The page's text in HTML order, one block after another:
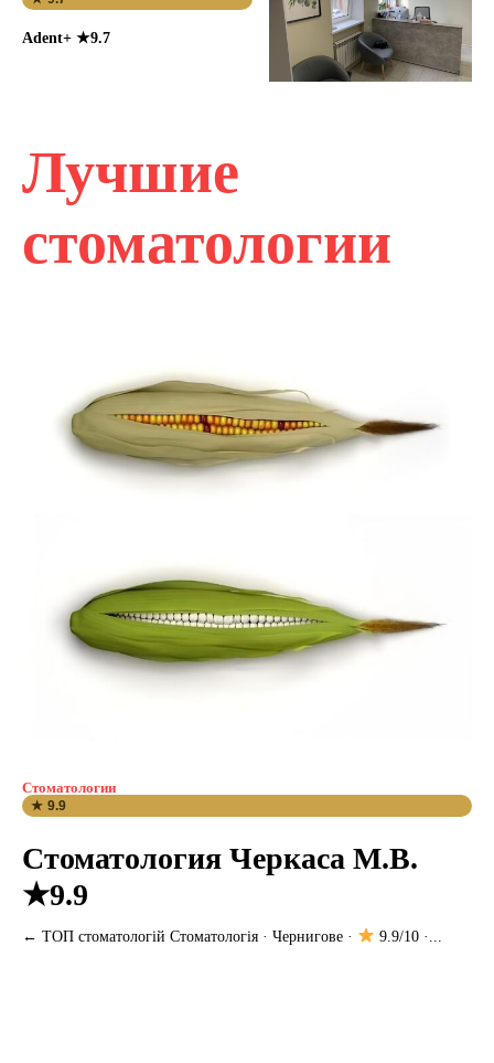
Adent+ ★9.7
Лучшие
стоматологии
Стоматологии
★ 9.9
Стоматология Черкаса М.В.
★9.9
← ТОП стоматологій Стоматологія · Чернигове · 9.9/10 ·...